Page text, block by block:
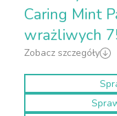
Caring Mint
wrażliwych
Zobacz szczegóły